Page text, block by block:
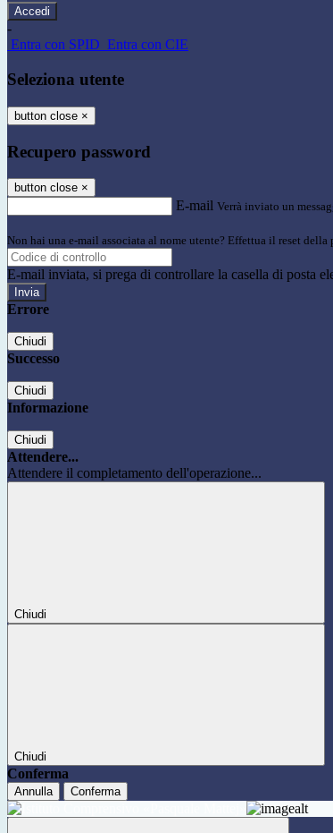
-
Entra con SPID Entra con CIE
Seleziona utente
button close ×
Recupero password
button close ×
E-mail Verrà inviato un
Non hai una e-mail associata al nome utente? Effettua il reset della
E-mail inviata, si prega di controllare la casella di posta
Errore
Chiudi
Successo
Chiudi
Informazione
Chiudi
Attendere...
Attendere il completamento dell'operazione...
Chiudi
Chiudi
Conferma
Annulla Conferma